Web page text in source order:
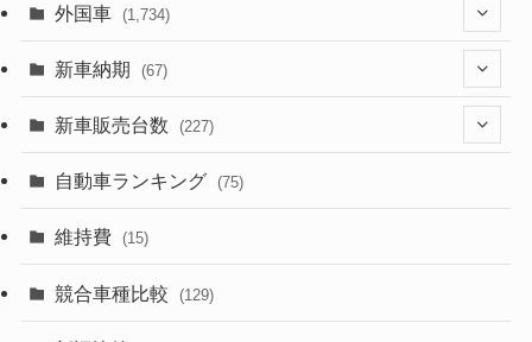
(1,321)
(329)
(357)
(328)
外国車 (1,734)
(242)
(85)
(84)
新車納期 (67)
(28)
(8)
(3)
新車販売台数 (227)
(21)
自動車ランキング (75)
維持費 (15)
競合車種比較 (129)